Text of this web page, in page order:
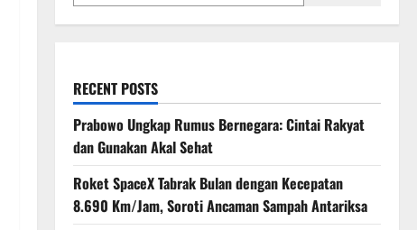
RECENT POSTS
Prabowo Ungkap Rumus Bernegara: Cintai Rakyat
dan Gunakan Akal Sehat
Roket SpaceX Tabrak Bulan dengan Kecepatan
8.690 Km/Jam, Soroti Ancaman Sampah Antariksa